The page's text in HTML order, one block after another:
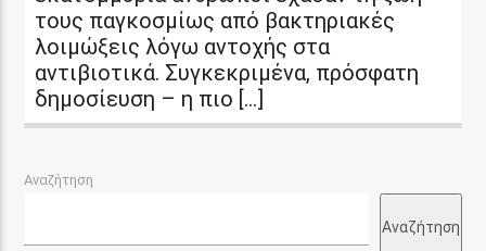
τους παγκοσμίως από βακτηριακές
λοιμώξεις λόγω αντοχής στα
αντιβιοτικά. Συγκεκριμένα, πρόσφατη
δημοσίευση – η πιο […]
Αναζήτηση
Αναζήτηση